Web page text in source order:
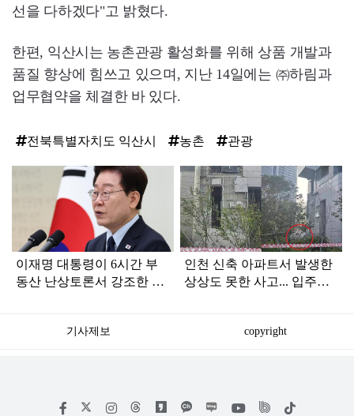
선을 다하겠다"고 밝혔다.
한편, 익산시는 농촌관광 활성화를 위해 상품 개발과
품질 향상에 힘쓰고 있으며, 지난 14일에는 ㈜하림과
업무협약을 체결한 바 있다.
전북특별자치도 익산시 농촌 관광
이재명 대통령이 6시간 부
동산 난상토론서 강조한 내
인천 신축 아파트서 발생한
상상도 못한 사고... 입주민
기사제보 copyright
페
인
위
틱